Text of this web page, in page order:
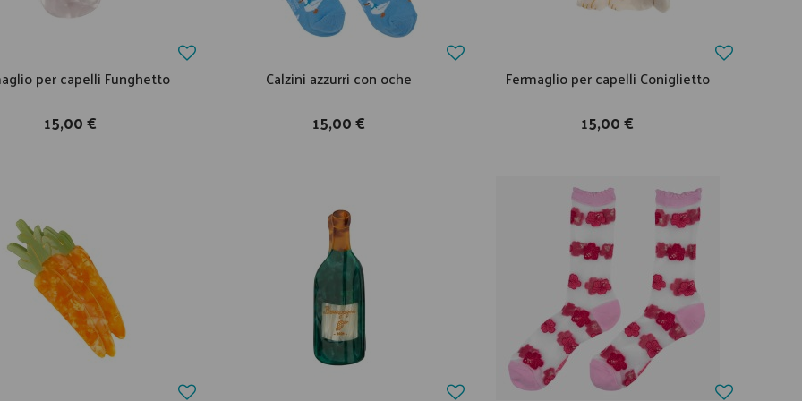
per capelli Funghetto
15,00 €
Calzini azzurri con oche
15,00 €
Fermaglio per capelli Coniglietto
15,00 €